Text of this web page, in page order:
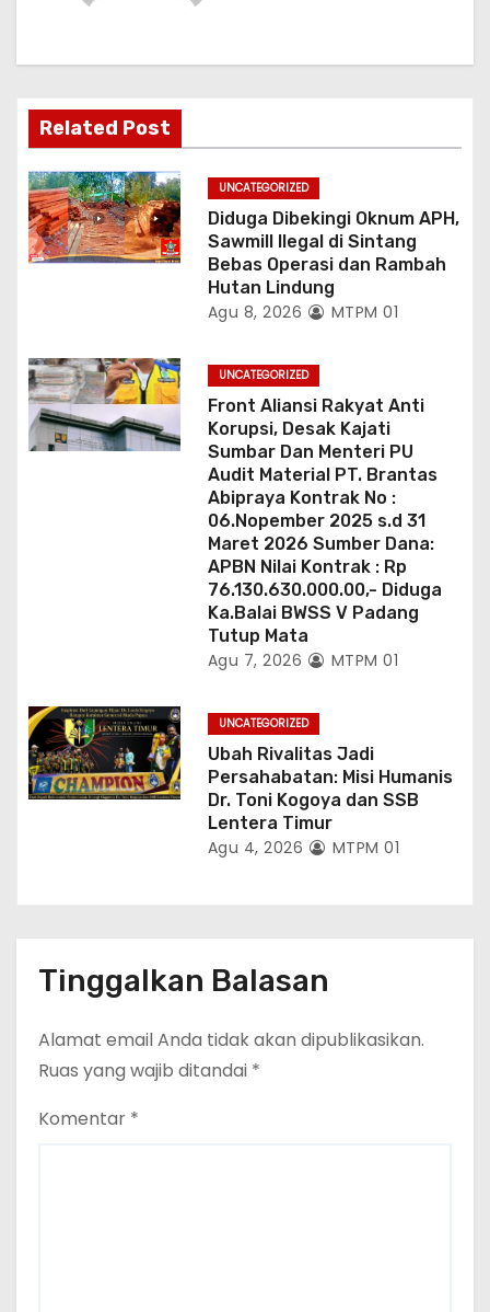
Related Post
UNCATEGORIZED
Diduga Dibekingi Oknum APH,
Sawmill Ilegal di Sintang
Bebas Operasi dan Rambah
Hutan Lindung
Agu 8, 2026 MTPM 01
UNCATEGORIZED
Front Aliansi Rakyat Anti
Korupsi, Desak Kajati
Sumbar Dan Menteri PU
Audit Material PT. Brantas
Abipraya Kontrak No :
06.Nopember 2025 s.d 31
Maret 2026 Sumber Dana:
APBN Nilai Kontrak : Rp
76.130.630.000.00,- Diduga
Ka.Balai BWSS V Padang
Tutup Mata
Agu 7, 2026 MTPM 01
UNCATEGORIZED
Ubah Rivalitas Jadi
Persahabatan: Misi Humanis
Dr. Toni Kogoya dan SSB
Lentera Timur
Agu 4, 2026 MTPM 01
Tinggalkan Balasan
Alamat email Anda tidak akan dipublikasikan.
Ruas yang wajib ditandai *
Komentar *